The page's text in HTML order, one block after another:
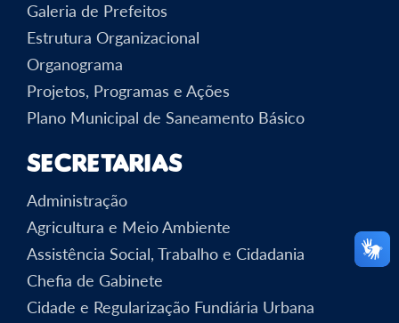
Galeria de Prefeitos
Estrutura Organizacional
Organograma
Projetos, Programas e Ações
Plano Municipal de Saneamento Básico
Secretarias
Administração
Agricultura e Meio Ambiente
Assistência Social, Trabalho e Cidadania
Chefia de Gabinete
Cidade e Regularização Fundiária Urbana